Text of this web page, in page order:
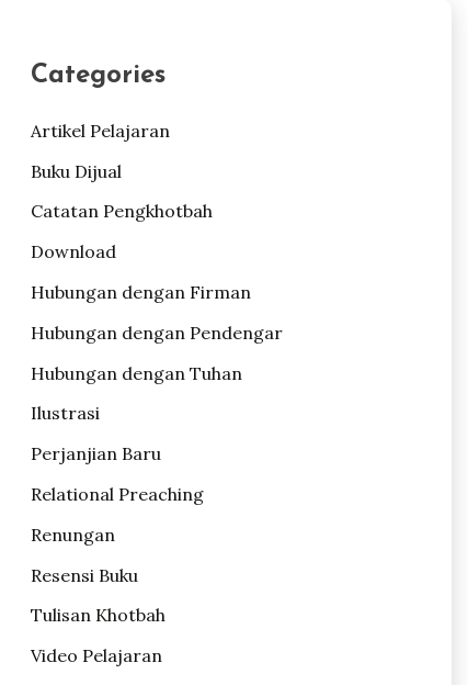
Categories
Artikel Pelajaran
Buku Dijual
Catatan Pengkhotbah
Download
Hubungan dengan Firman
Hubungan dengan Pendengar
Hubungan dengan Tuhan
Ilustrasi
Perjanjian Baru
Relational Preaching
Renungan
Resensi Buku
Tulisan Khotbah
Video Pelajaran